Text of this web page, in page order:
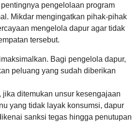
pengelolaan program
Mikdar mengingatkan pihak-pihak
mengelola dapur agar tidak
tersebut.
Bagi pengelola dapur,
peluang yang sudah diberikan
jika ditemukan unsur kesengajaan
yang tidak layak konsumsi, dapur
sanksi tegas hingga penutupan